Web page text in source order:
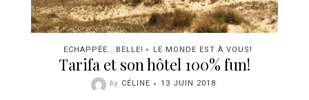
ECHAPPÉE...BELLE! LE MONDE EST À VOUS!
Tarifa et son hôtel 100% fun!
by CÉLINE 13 JUIN 2018.